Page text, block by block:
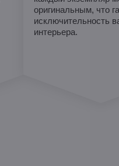
оригинальным, что
исключительность
интерьера.